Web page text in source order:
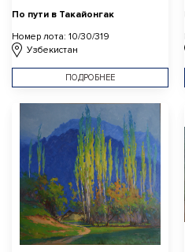
По пути в Такайонгак
Номер лота: 10/30/319
Узбекистан
ПОДРОБНЕЕ